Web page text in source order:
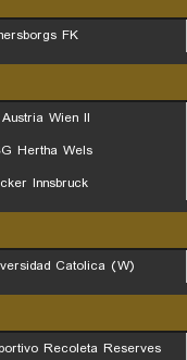
FK
Wien II
Hertha Wels
Innsbruck
Catolica (W)
Recoleta Reserves